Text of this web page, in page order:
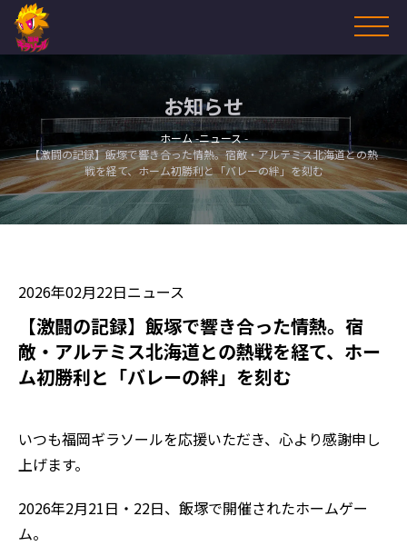
お知らせ
ホーム ニュース
【激闘の記録】飯塚で響き合った情熱。宿敵・アルテミス北海道との熱
戦を経て、ホーム初勝利と「バレーの絆」を刻む
2026年02月22日ニュース
【激闘の記録】飯塚で響き合った情熱。宿
敵・アルテミス北海道との熱戦を経て、ホー
ム初勝利と「バレーの絆」を刻む
いつも福岡ギラソールを応援いただき、心より感謝申し
上げます。
2026年2月21日・22日、飯塚で開催されたホームゲー
ム。